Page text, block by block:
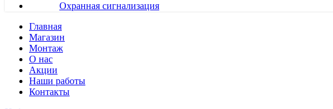
Охранная сигнализация
Главная
Магазин
Монтаж
О нас
Акции
Наши работы
Контакты